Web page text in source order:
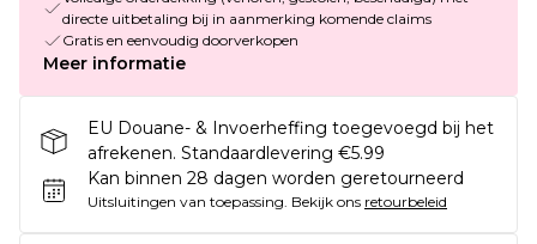
directe uitbetaling bij in aanmerking komende claims
Gratis en eenvoudig doorverkopen
Meer informatie
EU Douane- & Invoerheffing toegevoegd bij het
afrekenen. Standaardlevering €5.99
Kan binnen 28 dagen worden geretourneerd
Uitsluitingen van toepassing. Bekijk ons retourbeleid